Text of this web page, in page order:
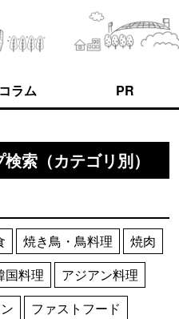
コラム PR
索（カテゴリ別）
焼き鳥・鳥料理
焼肉
国料理
アジアン料理
ファストフード